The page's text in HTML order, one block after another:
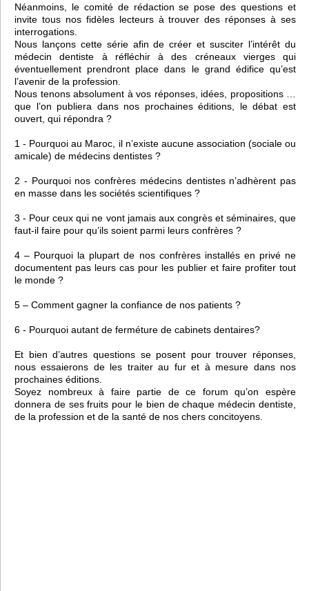
Néanmoins, le comité de rédaction se pose des questions et
invite tous nos fidèles lecteurs à trouver des réponses à ses
interrogations.
Nous lançons cette série afin de créer et susciter l’intérêt du
médecin dentiste à réfléchir à des créneaux vierges qui
éventuellement prendront place dans le grand édifice qu’est
l’avenir de la profession.
Nous tenons absolument à vos réponses, idées, propositions …
que l’on publiera dans nos prochaines éditions, le débat est
ouvert, qui répondra ?
1 - Pourquoi au Maroc, il n’existe aucune association (sociale ou
amicale) de médecins dentistes ?
2 - Pourquoi nos confrères médecins dentistes n’adhèrent pas
en masse dans les sociétés scientifiques ?
3 - Pour ceux qui ne vont jamais aux congrès et séminaires, que
faut-il faire pour qu’ils soient parmi leurs confrères ?
4 – Pourquoi la plupart de nos confrères installés en privé ne
documentent pas leurs cas pour les publier et faire profiter tout
le monde ?
5 – Comment gagner la confiance de nos patients ?
6 - Pourquoi autant de ferméture de cabinets dentaires?
Et bien d’autres questions se posent pour trouver réponses,
nous essaierons de les traiter au fur et à mesure dans nos
prochaines éditions.
Soyez nombreux à faire partie de ce forum qu’on espère
donnera de ses fruits pour le bien de chaque médecin dentiste,
de la profession et de la santé de nos chers concitoyens.